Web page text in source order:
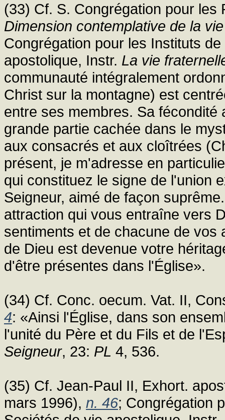
(33) Cf. S. Congrégation pour
Dimension contemplative de la
Congrégation pour les Instituts
apostolique, Instr. La vie
communauté intégralement
Christ sur la montagne) est
entre ses membres. Sa
grande partie cachée dans le
aux consacrés et aux cloîtrées
présent, je m'adresse en
qui constituez le signe de l'union
Seigneur, aimé de façon
attraction qui vous entraîne vers
sentiments et de chacune de vos
de Dieu est devenue votre
d'être présentes dans l'Église».
(34) Cf. Conc. oecum. Vat. II,
4: «Ainsi l'Église, dans son
l'unité du Père et du Fils et de
Seigneur, 23: PL 4, 536.
(35) Cf. Jean-Paul II, Exhort.
mars 1996), n. 46; Congrégation